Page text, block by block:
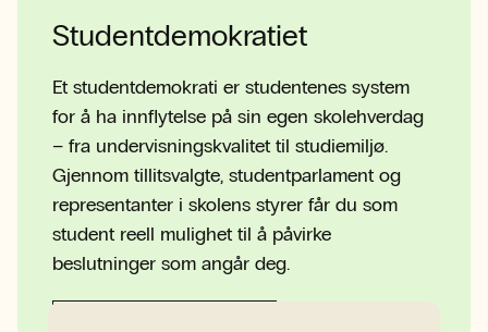
Studentdemokratiet
Et studentdemokrati er studentenes system
for å ha innflytelse på sin egen skolehverdag
– fra undervisningskvalitet til studiemiljø.
Gjennom tillitsvalgte, studentparlament og
representanter i skolens styrer får du som
student reell mulighet til å påvirke
beslutninger som angår deg.